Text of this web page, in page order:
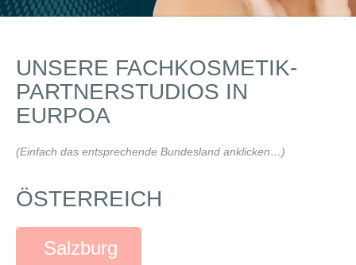
UNSERE FACHKOSMETIK-
PARTNERSTUDIOS IN
EURPOA
(Einfach das entsprechende Bundesland anklicken…)
ÖSTERREICH
Salzburg